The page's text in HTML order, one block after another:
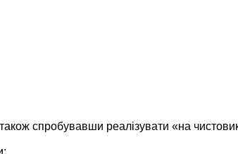
спробувавши реалізувати «на